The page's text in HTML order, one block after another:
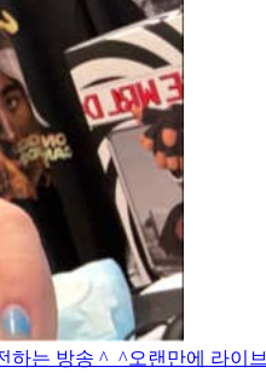
하는 방송 ^_^오랜만에 라이브